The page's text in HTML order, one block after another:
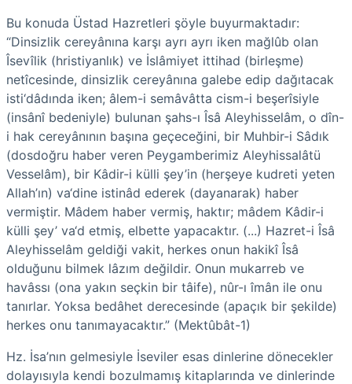
Bu konuda Üstad Hazretleri şöyle buyurmaktadır:
“Dinsizlik cereyânına karşı ayrı ayrı iken mağlûb olan
Îsevîlik (hristiyanlık) ve İslâmiyet ittihad (birleşme)
netîcesinde, dinsizlik cereyânına galebe edip dağıtacak
isti‘dâdında iken; âlem-i semâvâtta cism-i beşerîsiyle
(insânî bedeniyle) bulunan şahs-ı Îsâ Aleyhisselâm, o dîn-
i hak cereyânının başına geçeceğini, bir Muhbir-i Sâdık
(dosdoğru haber veren Peygamberimiz Aleyhissalâtü
Vesselâm), bir Kâdir-i külli şey’in (herşeye kudreti yeten
Allah’ın) va‘dine istinâd ederek (dayanarak) haber
vermiştir. Mâdem haber vermiş, haktır; mâdem Kâdir-i
külli şey’ va‘d etmiş, elbette yapacaktır. (...) Hazret-i Îsâ
Aleyhisselâm geldiği vakit, herkes onun hakikî Îsâ
olduğunu bilmek lâzım değildir. Onun mukarreb ve
havâssı (ona yakın seçkin bir tâife), nûr-ı îmân ile onu
tanırlar. Yoksa bedâhet derecesinde (apaçık bir şekilde)
herkes onu tanımayacaktır.” (Mektûbât-1)
Hz. İsa’nın gelmesiyle İseviler esas dinlerine dönecekler
dolayısıyla kendi bozulmamış kitaplarında ve dinlerinde